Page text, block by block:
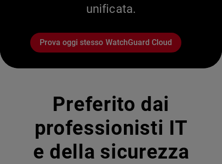
unificata.
Prova oggi stesso WatchGuard Cloud
Preferito dai
professionisti IT
e della sicurezza